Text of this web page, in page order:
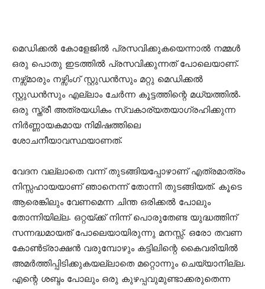
മെഡിക്കൽ കോളേജിൽ പ്രസവിക്കുകയെന്നാൽ നമ്മൾ
ഒരു പൊതു ഇടത്തിൽ പ്രസവിക്കുന്നത് പോലെയാണ്.
നഴ്സ്മാരും നഴ്സിംഗ് സ്റ്റുഡൻസും മറ്റു മെഡിക്കൽ
സ്റ്റുഡൻസും എല്ലാം ചേർന്ന കൂട്ടത്തിന്റെ മധ്യത്തിൽ.
ഒരു സ്ത്രീ അത്രയധികം സ്വകാര്യതയാഗ്രഹിക്കുന്ന
നിർണ്ണായകമായ നിമിഷത്തിലെ
ശോചനീയാവസ്ഥയാണത്.
വേദന വല്ലാതെ വന്ന് തുടങ്ങിയപ്പോഴാണ് എത്രമാത്രം
നിസ്സഹായയാണ് ഞാനെന്ന് തോന്നി തുടങ്ങിയത്. കൂടെ
ആരെങ്കിലും വേണമെന്ന ചിന്ത ഒരിക്കൽ പോലും
തോന്നിയില്ല. ഒറ്റയ്ക്ക് നിന്ന് പൊരുതേണ്ട യുദ്ധത്തിന്
സന്നദ്ധമായത് പോലെയായിരുന്നു മനസ്സ്. ഒരോ തവണ
കോൺട്രാക്ഷൻ വരുമ്പോഴും കട്ടിലിന്റെ കൈവരിയിൽ
അമർത്തിപ്പിടിക്കുകയല്ലാതെ മറ്റൊന്നും ചെയ്യാനില്ല.
എന്റെ ശബ്ദം പോലും ഒരു കുഴപ്പവുമുണ്ടാക്കരുതെന്ന